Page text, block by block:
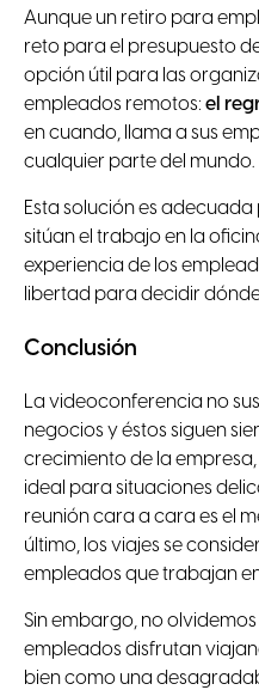
Aunque un retiro para
reto para el presupuesto
opción útil para las
empleados remotos: el
en cuando, llama a sus
cualquier parte del mundo.
Esta solución es
sitúan el trabajo en la
experiencia de los
libertad para decidir
Conclusión
La videoconferencia no
negocios y éstos siguen
crecimiento de la
ideal para situaciones
reunión cara a cara es el
último, los viajes se
empleados que trabajan
Sin embargo, no
empleados disfrutan
bien como una